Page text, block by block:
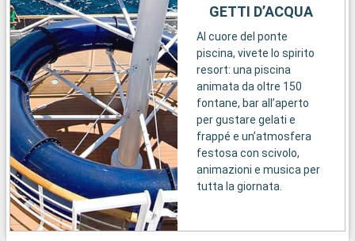
GETTI D’ACQUA
Al cuore del ponte
piscina, vivete lo spirito
resort: una piscina
animata da oltre 150
fontane, bar all’aperto
per gustare gelati e
frappé e un’atmosfera
festosa con scivolo,
animazioni e musica per
tutta la giornata.